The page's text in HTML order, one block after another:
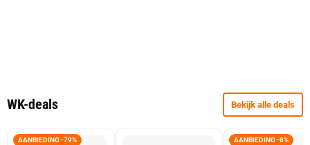
WK-deals Bekijk alle deals
AANBIEDING -79% AANBIEDING -8%